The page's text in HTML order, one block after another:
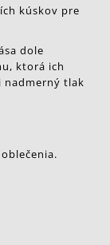
kúskov pre
dole
ktorá ich
nadmerný tlak